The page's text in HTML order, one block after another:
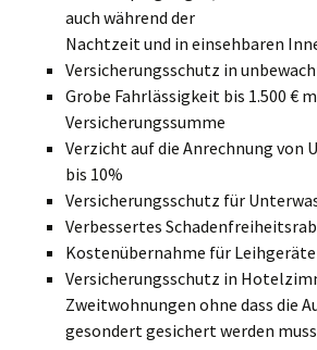
auch während der
Nachtzeit und in einsehbaren
Versicherungsschutz in
Grobe Fahrlässigkeit bis 1.500 €
Versicherungssumme
Verzicht auf die Anrechnung von
bis 10%
Versicherungsschutz für
Verbessertes
Kostenübernahme für
Versicherungsschutz in
Zweitwohnungen ohne dass die
gesondert gesichert werden muss